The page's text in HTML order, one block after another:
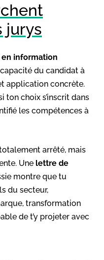
jurys
en information
du candidat à
application concrète.
ton choix s’inscrit dans
les compétences à
arrêté, mais
Une lettre de
montre que tu
du secteur,
transformation
de t’y projeter avec